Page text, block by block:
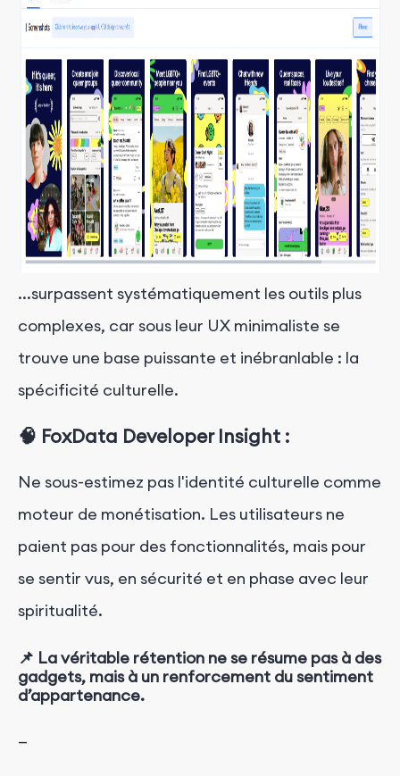
...surpassent systématiquement les outils plus
complexes, car sous leur UX minimaliste se
trouve une base puissante et inébranlable : la
spécificité culturelle.
🧠 FoxData Developer Insight :
Ne sous-estimez pas l'identité culturelle comme
moteur de monétisation. Les utilisateurs ne
paient pas pour des fonctionnalités, mais pour
se sentir vus, en sécurité et en phase avec leur
spiritualité.
📌 La véritable rétention ne se résume pas à des
gadgets, mais à un renforcement du sentiment
d’appartenance.
—